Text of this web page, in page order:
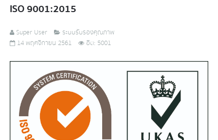
ISO 9001:2015
Super User
ระบบรับรองคุณภาพ
14 พฤศจิกายน 2561
ฮิต: 5001